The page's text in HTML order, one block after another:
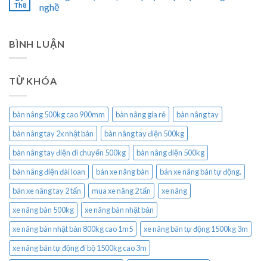
Th8
nghề
BÌNH LUẬN
TỪ KHÓA
bàn nâng 500kg cao 900mm bàn nâng gía rẻ
bàn nâng tay
bàn nâng tay 2x nhật bản
bàn nâng tay điện 500kg
bàn nâng tay điện di chuyển 500kg
bàn nâng điện 500kg
bàn nâng điện đài loan
bán xe nâng bàn
bán xe nâng bán tự động.
bán xe nâng tay 2 tấn
mua xe nâng 2 tấn
xe nâng
xe nâng bàn 500kg
xe nâng bàn nhật bản
xe nâng bàn nhật bản 800kg cao 1m5
xe nâng bán tự động 1500kg 3m
xe nâng bán tự động đi bộ 1500kg cao 3m